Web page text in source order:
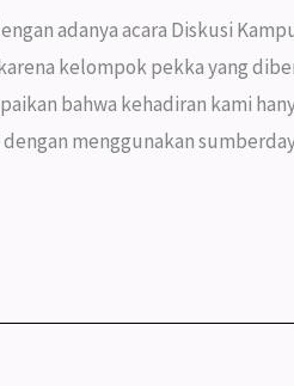
adanya acara Diskusi
kelompok pekka yang
bahwa kehadiran kami
menggunakan